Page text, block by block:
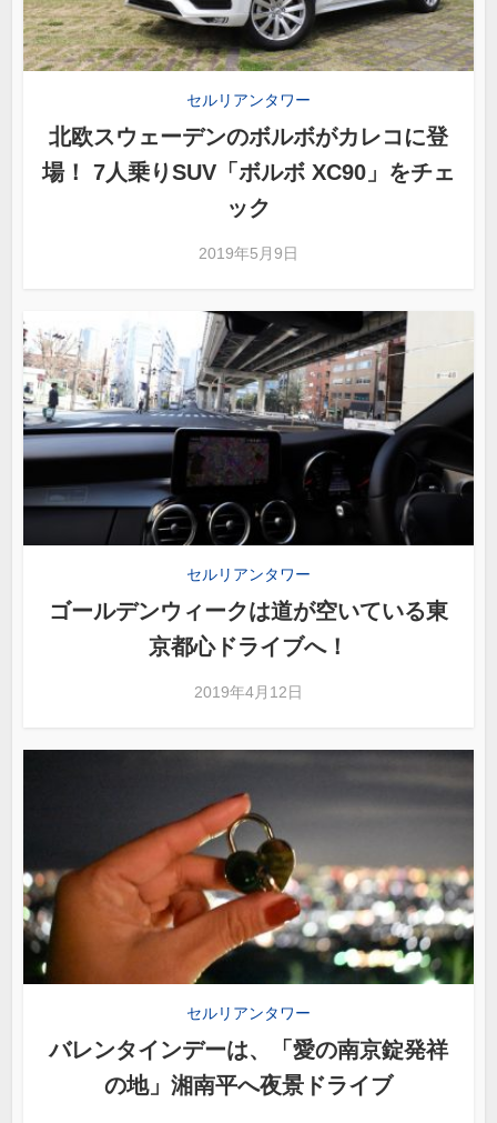
セルリアンタワー
北欧スウェーデンのボルボがカレコに登
場！ 7人乗りSUV「ボルボ XC90」をチェ
ック
2019年5月9日
セルリアンタワー
ゴールデンウィークは道が空いている東
京都心ドライブへ！
2019年4月12日
セルリアンタワー
バレンタインデーは、「愛の南京錠発祥
の地」湘南平へ夜景ドライブ